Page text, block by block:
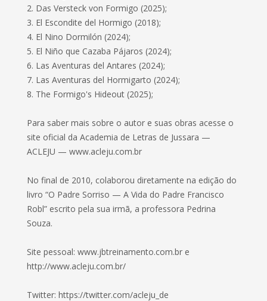
2. Das Versteck von Formigo (2025);
3. El Escondite del Hormigo (2018);
4. El Nino Dormilón (2024);
5. El Niño que Cazaba Pájaros (2024);
6. Las Aventuras del Antares (2024);
7. Las Aventuras del Hormigarto (2024);
8. The Formigo's Hideout (2025);
Para saber mais sobre o autor e suas obras acesse o
site oficial da Academia de Letras de Jussara —
ACLEJU — www.acleju.com.br
No final de 2010, colaborou diretamente na edição do
livro “O Padre Sorriso — A Vida do Padre Francisco
Robl” escrito pela sua irmã, a professora Pedrina
Souza.
Site pessoal: www.jbtreinamento.com.br e
http://www.acleju.com.br/
Twitter: https://twitter.com/acleju_de